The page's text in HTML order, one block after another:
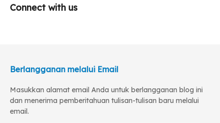
Connect with us
Berlangganan melalui Email
Masukkan alamat email Anda untuk berlangganan blog ini
dan menerima pemberitahuan tulisan-tulisan baru melalui
email.